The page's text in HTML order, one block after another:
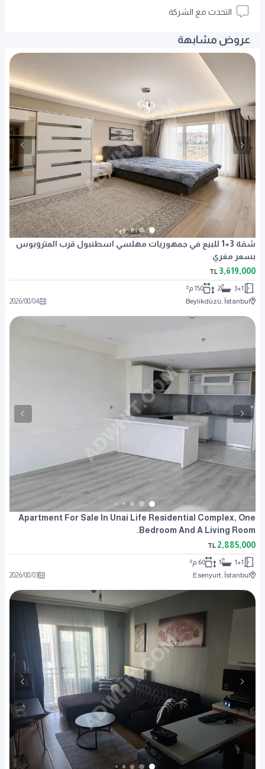
التحدث مع الشركة
عروض مشابهة
شقة 3+1 للبيع في جمهوريات مهلسي اسطنبول قرب المتروبوس
بسعر مغري
3,619,000
TL
3+1
2
150 م²
Beylikdüzü, İstanbul
2026/08/04
Apartment For Sale In Unai Life Residential Complex, One
Bedroom And A Living Room.
2,885,000
TL
1+1
1
60 م²
Esenyurt, İstanbul
2026/08/03